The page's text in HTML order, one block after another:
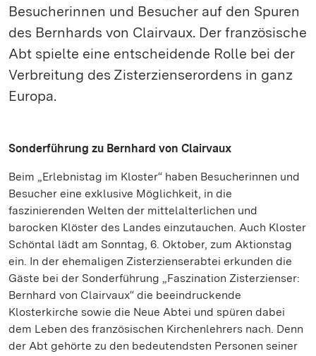
Besucherinnen und Besucher auf den Spuren
des Bernhards von Clairvaux. Der französische
Abt spielte eine entscheidende Rolle bei der
Verbreitung des Zisterzienserordens in ganz
Europa.
Sonderführung zu Bernhard von Clairvaux
Beim „Erlebnistag im Kloster“ haben Besucherinnen und
Besucher eine exklusive Möglichkeit, in die
faszinierenden Welten der mittelalterlichen und
barocken Klöster des Landes einzutauchen. Auch Kloster
Schöntal lädt am Sonntag, 6. Oktober, zum Aktionstag
ein. In der ehemaligen Zisterzienserabtei erkunden die
Gäste bei der Sonderführung „Faszination Zisterzienser:
Bernhard von Clairvaux“ die beeindruckende
Klosterkirche sowie die Neue Abtei und spüren dabei
dem Leben des französischen Kirchenlehrers nach. Denn
der Abt gehörte zu den bedeutendsten Personen seiner